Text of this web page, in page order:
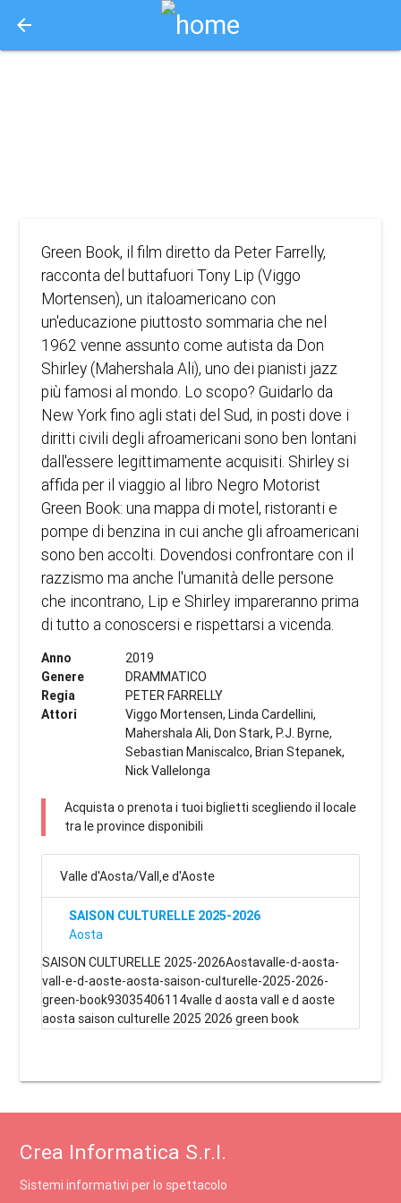
arrow_back
Green Book, il film diretto da Peter Farrelly,
racconta del buttafuori Tony Lip (Viggo
Mortensen), un italoamericano con
un'educazione piuttosto sommaria che nel
1962 venne assunto come autista da Don
Shirley (Mahershala Ali), uno dei pianisti jazz
più famosi al mondo. Lo scopo? Guidarlo da
New York fino agli stati del Sud, in posti dove i
diritti civili degli afroamericani sono ben lontani
dall'essere legittimamente acquisiti. Shirley si
affida per il viaggio al libro Negro Motorist
Green Book: una mappa di motel, ristoranti e
pompe di benzina in cui anche gli afroamericani
sono ben accolti. Dovendosi confrontare con il
razzismo ma anche l'umanità delle persone
che incontrano, Lip e Shirley impareranno prima
di tutto a conoscersi e rispettarsi a vicenda.
Anno
2019
Genere
DRAMMATICO
Regia
PETER FARRELLY
Attori
Viggo Mortensen, Linda Cardellini,
Mahershala Ali, Don Stark, P.J. Byrne,
Sebastian Maniscalco, Brian Stepanek,
Nick Vallelonga
Acquista o prenota i tuoi biglietti scegliendo il locale
tra le province disponibili
Valle d'Aosta/Vall‚e d'Aoste
SAISON CULTURELLE 2025-2026
Aosta
SAISON CULTURELLE 2025-2026Aostavalle-d-aosta-
vall-e-d-aoste-aosta-saison-culturelle-2025-2026-
green-book93035406114valle d aosta vall e d aoste
aosta saison culturelle 2025 2026 green book
Crea Informatica S.r.l.
Sistemi informativi per lo spettacolo